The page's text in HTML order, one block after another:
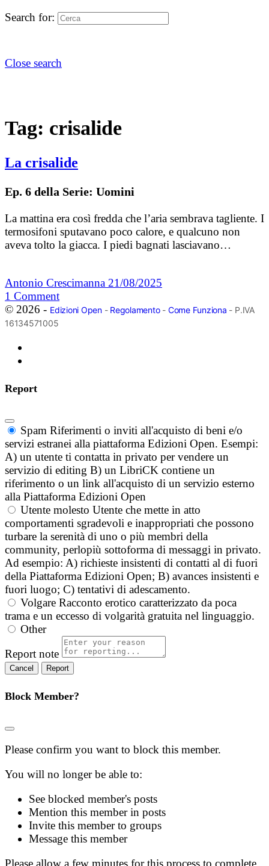
Search for:
Close search
Tag: crisalide
La crisalide
Ep. 6 della Serie: Uomini
La mattina era così fredda che l’aria sembrava tagliente. I
termosifoni sputavano poco calore, e qualcuno non
aveva tolto la giacca. I piedi bagnati lasciavano…
Antonio Crescimanna 21/08/2025
1 Comment
© 2026 - Edizioni Open- Regolamento- Come Funziona - P.IVA
16134571005
Report
Spam Riferimenti o inviti all'acquisto di beni e/o
servizi estranei alla piattaforma Edizioni Open. Esempi:
A) un utente ti contatta in privato per vendere un
servizio di editing B) un LibriCK contiene un
riferimento o un link all'acquisto di un servizio esterno
alla Piattaforma Edizioni Open
Utente molesto Utente che mette in atto
comportamenti sgradevoli e inappropriati che possono
turbare la serenità di uno o più membri della
community, perlopiù sottoforma di messaggi in privato.
Ad esempio: A) richieste insistenti di contatti al di fuori
della Piattaforma Edizioni Open; B) avances insistenti e
fuori luogo; C) tentativi di adescamento.
Volgare Racconto erotico caratterizzato da poca
trama e un eccesso di volgarità gratuita nel linguaggio.
Other
Report note
Report
Block Member?
Please confirm you want to block this member.
You will no longer be able to:
See blocked member's posts
Mention this member in posts
Invite this member to groups
Message this member
Please allow a few minutes for this process to complete.